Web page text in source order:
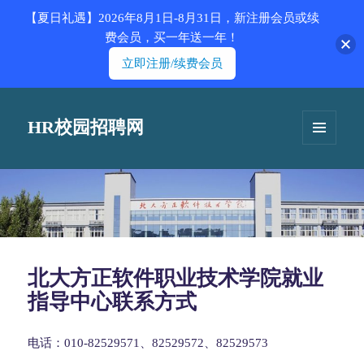
HR校园招聘网
北大方正软件职业技术学院就业
指导中心联系方式
电话：010-82529571、82529572、82529573
【夏日礼遇】2026年8月1日-8月31日，新注册会员或续
费会员，买一年送一年！
立即注册/续费会员